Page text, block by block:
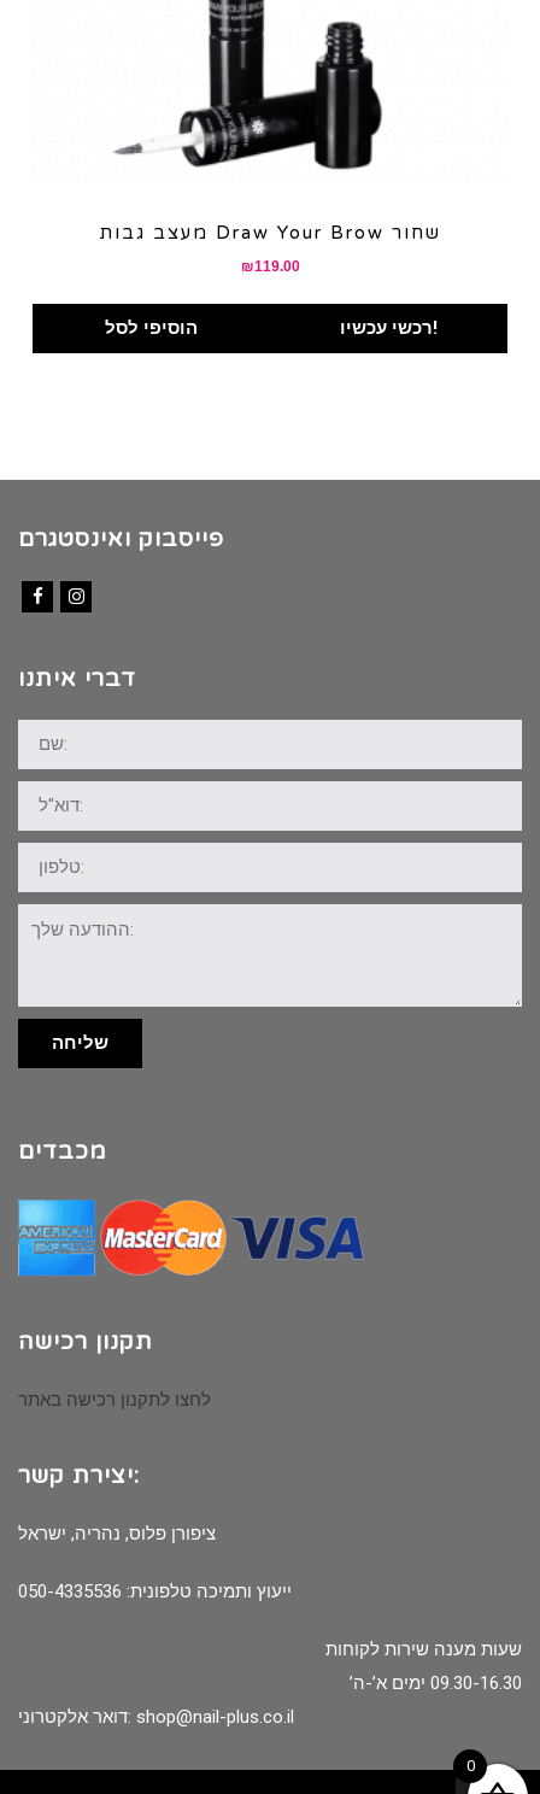
מעצב גבות Draw Your Brow שחור
₪119.00
הוסיפי לסל רכשי עכשיו!
פייסבוק ואינסטגרם
דברי איתנו
שם:
דוא"ל:
טלפון:
ההודעה
שלך:
שליחה
מכבדים
תקנון רכישה
לחצו לתקנון רכישה באתר
יצירת קשר:
ציפורן פלוס, נהריה, ישראל
ייעוץ ותמיכה טלפונית: 050-4335536
שעות מענה שירות לקוחות
09.30-16.30 ימים א’-ה’
דואר אלקטרוני: shop@nail-plus.co.il
0